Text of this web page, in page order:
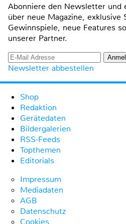
Abonniere den Newsletter und
über neue Magazine, exklusive
Gewinnspiele, neue Features
unserer Partner.
Newsletter abbestellen
Shop
Redaktion
Gerätedaten
Bildergalerien
RSS-Feeds
Topthemen
Editorials
Impressum
Mediadaten
AGB
Datenschutz
Cookies